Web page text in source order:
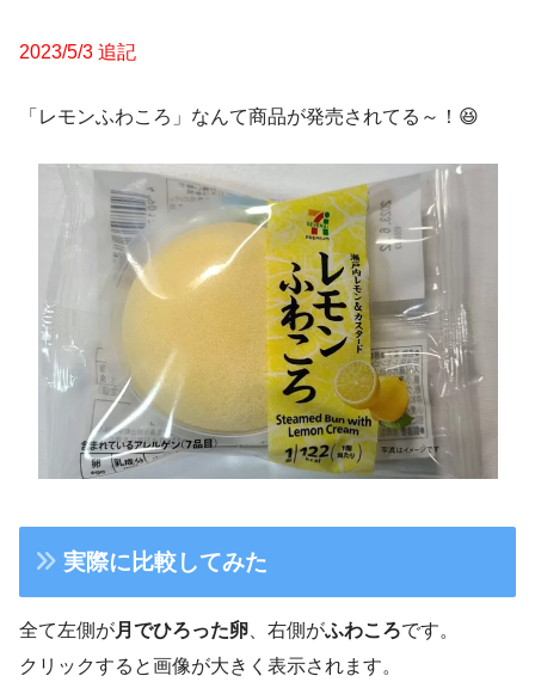
2023/5/3 追記
「レモンふわころ」なんて商品が発売されてる～！😆
実際に比較してみた
全て左側が月でひろった卵 、右側がふわころです。
クリックすると画像が大きく表示されます。